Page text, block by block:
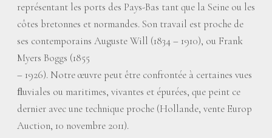
représentant les ports des Pays-Bas tant que la Seine ou les
côtes bretonnes et normandes. Son travail est proche de
ses contemporains Auguste Will (1834 – 1910), ou Frank
Myers Boggs (1855
– 1926). Notre œuvre peut être confrontée à certaines vues
ﬂuviales ou maritimes, vivantes et épurées, que peint ce
dernier avec une technique proche (Hollande, vente Europ
Auction, 10 novembre 2011).